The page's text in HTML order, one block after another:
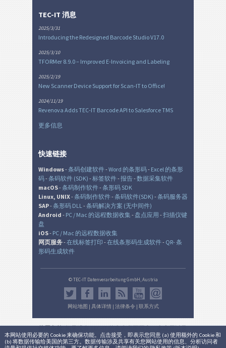
本网站使用必要的 Cookie 来确保功能。点击接受，即表示您同意 (a) 使用额外的 Cookie 和
(b) 将数据传输给美国的第三方。数据传输涉及共享有关您网站使用的信息、分析访问者
TEC-IT 消息
2025/3/31
Introducing the Redesigned Barcode Studio V17.0
2025/3/10
TFORMer 8.9.0 – Improved E-Invoicing and Labeling
2025/2/19
New Scanner Device Support for Scan-IT to Office!
2024/11/19
Revenova Adds TEC-IT Barcode API to Salesforce TMS
更多信息
快速链接
Windows-条码创建软件-Word 的条形码- Excel 的条形
码-条码软件 (SDK) -标签软件-报告-数据采集软件
macOS-条码制作软件-条形码 SDK
Linux, UNIX-条码制作软件-条码软件(SDK) -条码服务器
SAP-条形码 DLL -条码解决方案 (无中间件)
Android - PC / Mac 的远程数据收集- 盘点应用 -扫描仪键
盘
iOS- PC / Mac 的远程数据收集
网页服务-在线标签打印 -在线条形码生成软件- QR- 条
形码生成软件
© TEC-IT Datenverarbeitung GmbH, Austria
网站地图 | 具体详情| 法律条令| 联系方式
使用条款: 如果没有 TEC-IT 的事先书面同意，本应用以及
生成的输出是在非生产环境中的非商业的评估目的而
设。 使用只允许用于法律目的，并根据该有效的国家或